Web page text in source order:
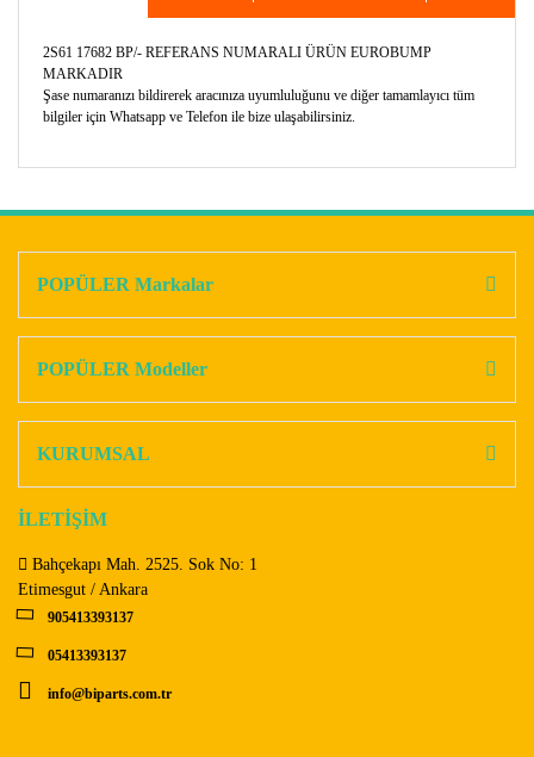
2S61 17682 BP/- REFERANS NUMARALI ÜRÜN EUROBUMP
MARKADIR
Şase numaranızı bildirerek aracınıza uyumluluğunu ve diğer tamamlayıcı tüm
bilgiler için Whatsapp ve Telefon ile bize ulaşabilirsiniz.
Ürün açıklamasında eksik bilgiler bulunuyor.
Bu ürüne benzer farklı alternatifler olmalı.
POPÜLER Markalar
POPÜLER Modeller
KURUMSAL
İLETİŞİM
Bahçekapı Mah. 2525. Sok No: 1
Etimesgut / Ankara
905413393137
05413393137
info@biparts.com.tr